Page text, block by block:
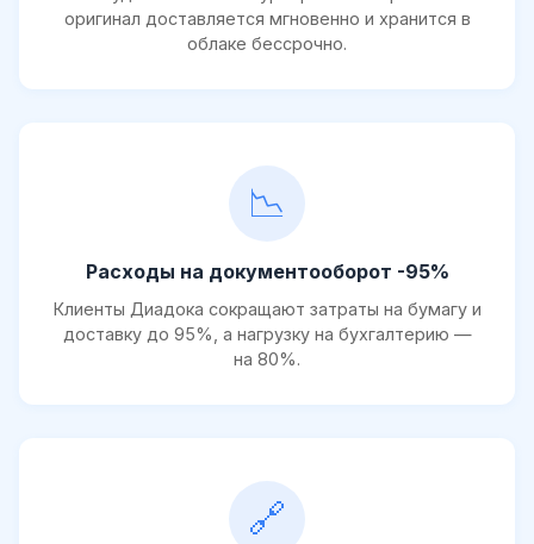
оригинал доставляется мгновенно и хранится в
облаке бессрочно.
📉
Расходы на документооборот -95%
Клиенты Диадока сокращают затраты на бумагу и
доставку до 95%, а нагрузку на бухгалтерию —
на 80%.
🔗